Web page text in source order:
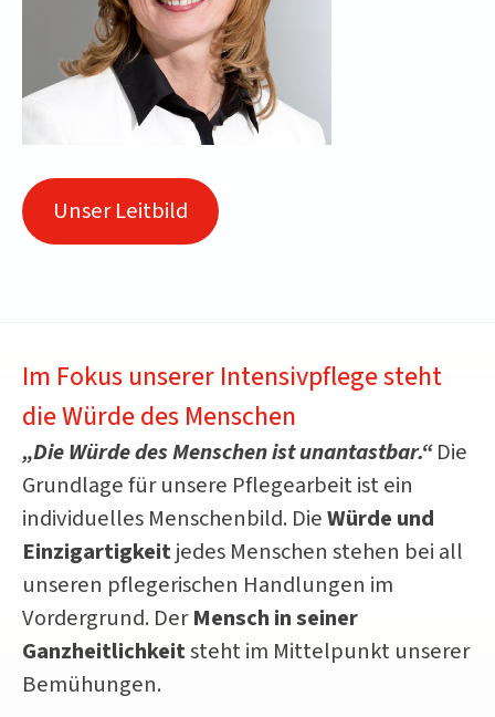
Unser Leitbild
Im Fokus unserer Intensivpflege steht
die Würde des Menschen
„Die Würde des Menschen ist unantastbar.“Die
Grundlage für unsere Pflegearbeit ist ein
individuelles Menschenbild. DieWürde und
Einzigartigkeitjedes Menschen stehen bei all
unseren pflegerischen Handlungen im
Vordergrund. DerMensch in seiner
Ganzheitlichkeitsteht im Mittelpunkt unserer
Bemühungen.